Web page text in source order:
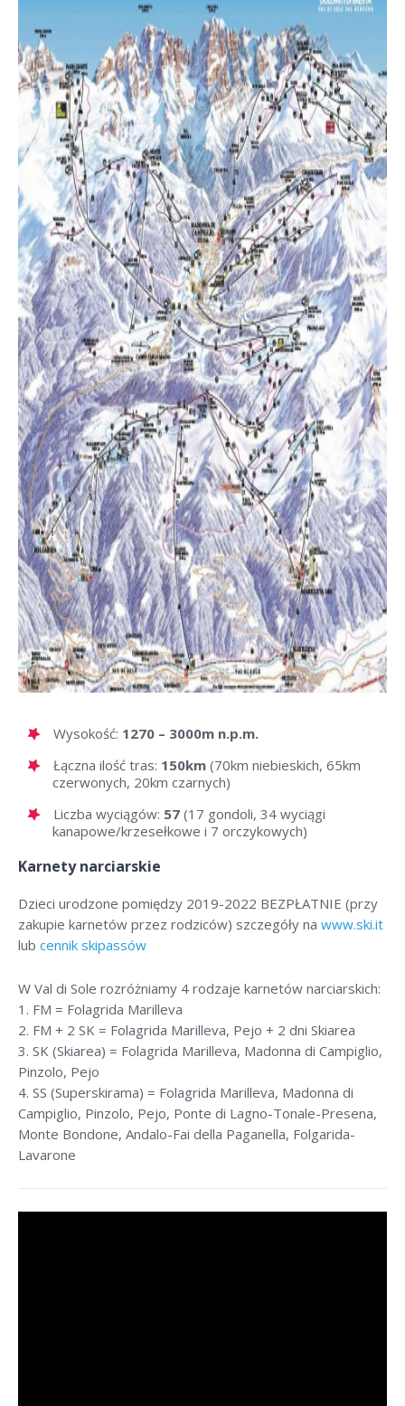
Wysokość: 1270 – 3000m n.p.m.
Łączna ilość tras: 150km (70km niebieskich, 65km
czerwonych, 20km czarnych)
Liczba wyciągów: 57 (17 gondoli, 34 wyciągi
kanapowe/krzesełkowe i 7 orczykowych)
Karnety narciarskie
Dzieci urodzone pomiędzy 2019-2022 BEZPŁATNIE (przy
zakupie karnetów przez rodziców) szczegóły na www.ski.it
lub cennik skipassów
W Val di Sole rozróżniamy 4 rodzaje karnetów narciarskich:
1. FM = Folagrida Marilleva
2. FM + 2 SK = Folagrida Marilleva, Pejo + 2 dni Skiarea
3. SK (Skiarea) = Folagrida Marilleva, Madonna di Campiglio,
Pinzolo, Pejo
4. SS (Superskirama) = Folagrida Marilleva, Madonna di
Campiglio, Pinzolo, Pejo, Ponte di Lagno-Tonale-Presena,
Monte Bondone, Andalo-Fai della Paganella, Folgarida-
Lavarone